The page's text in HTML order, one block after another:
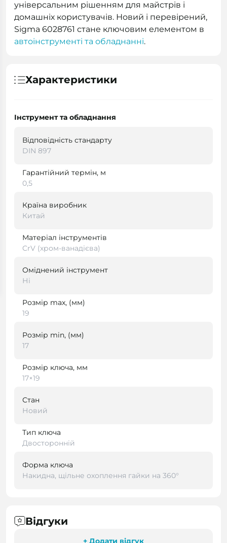
універсальним рішенням для майстрів і
домашніх користувачів. Новий і перевірений,
Sigma 6028761 стане ключовим елементом в
автоінструменті та обладнанні.
Характеристики
Інструмент та обладнання
Відповідність стандарту
DIN 897
Гарантійний термін, м
0,5
Країна виробник
Китай
Матеріал інструментів
CrV (хром-ванадієва)
Оміднений інструмент
Ні
Розмір max, (мм)
19
Розмір min, (мм)
17
Розмір ключа, мм
17×19
Стан
Новий
Тип ключа
Двосторонній
Форма ключа
Накидна, щільне охоплення гайки на 360°
Відгуки
+ Додати відгук